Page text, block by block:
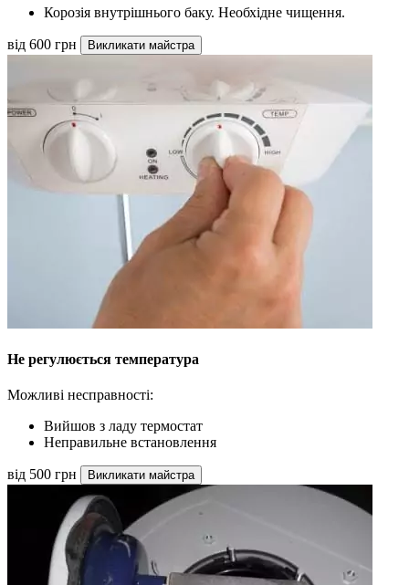
Корозія внутрішнього баку. Необхідне чищення.
від 600 грн Викликати майстра
Не регулюється температура
Можливі несправності:
Вийшов з ладу термостат
Неправильне встановлення
від 500 грн Викликати майстра